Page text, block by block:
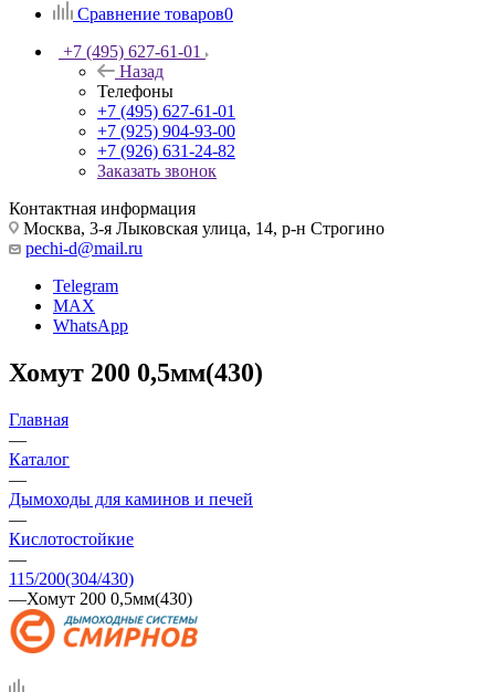
Сравнение товаров0
+7 (495) 627-61-01
Назад
Телефоны
+7 (495) 627-61-01
+7 (925) 904-93-00
+7 (926) 631-24-82
Заказать звонок
Контактная информация
Москва, 3-я Лыковская улица, 14, р-н Строгино
pechi-d@mail.ru
Telegram
MAX
WhatsApp
Хомут 200 0,5мм(430)
Главная
—
Каталог
—
Дымоходы для каминов и печей
—
Кислотостойкие
—
115/200(304/430)
—Хомут 200 0,5мм(430)